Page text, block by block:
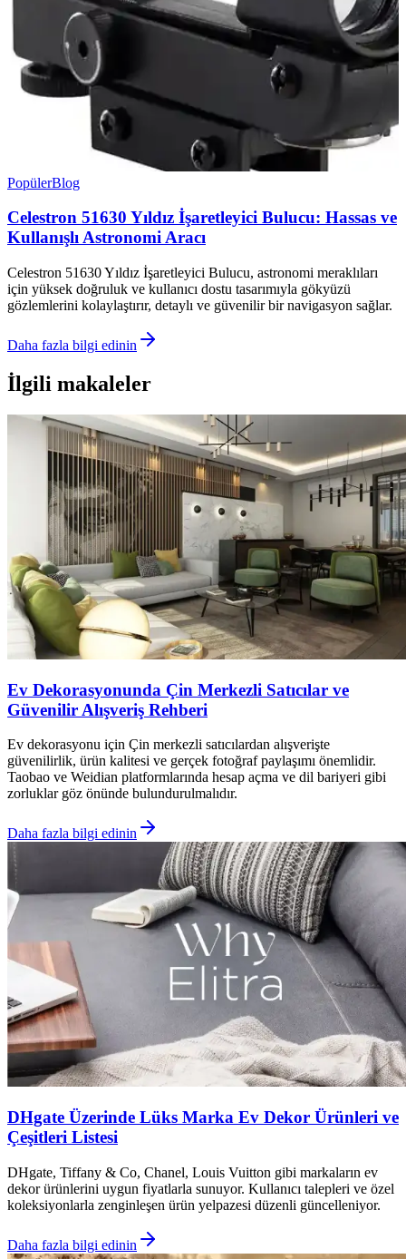
PopülerBlog
Celestron 51630 Yıldız İşaretleyici Bulucu: Hassas ve
Kullanışlı Astronomi Aracı
Celestron 51630 Yıldız İşaretleyici Bulucu, astronomi meraklıları
için yüksek doğruluk ve kullanıcı dostu tasarımıyla gökyüzü
gözlemlerini kolaylaştırır, detaylı ve güvenilir bir navigasyon sağlar.
Daha fazla bilgi edinin
İlgili makaleler
Ev Dekorasyonunda Çin Merkezli Satıcılar ve
Güvenilir Alışveriş Rehberi
Ev dekorasyonu için Çin merkezli satıcılardan alışverişte
güvenilirlik, ürün kalitesi ve gerçek fotoğraf paylaşımı önemlidir.
Taobao ve Weidian platformlarında hesap açma ve dil bariyeri gibi
zorluklar göz önünde bulundurulmalıdır.
Daha fazla bilgi edinin
DHgate Üzerinde Lüks Marka Ev Dekor Ürünleri ve
Çeşitleri Listesi
DHgate, Tiffany & Co, Chanel, Louis Vuitton gibi markaların ev
dekor ürünlerini uygun fiyatlarla sunuyor. Kullanıcı talepleri ve özel
koleksiyonlarla zenginleşen ürün yelpazesi düzenli güncelleniyor.
Daha fazla bilgi edinin